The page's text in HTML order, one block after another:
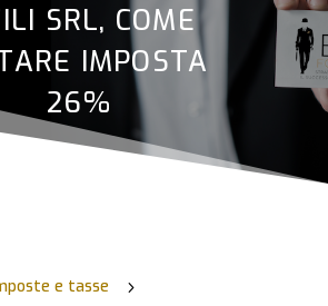
SRL, COME
IMPOSTA
26%
e tasse 5